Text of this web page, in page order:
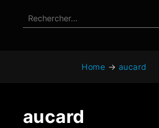
Home → aucard
aucard